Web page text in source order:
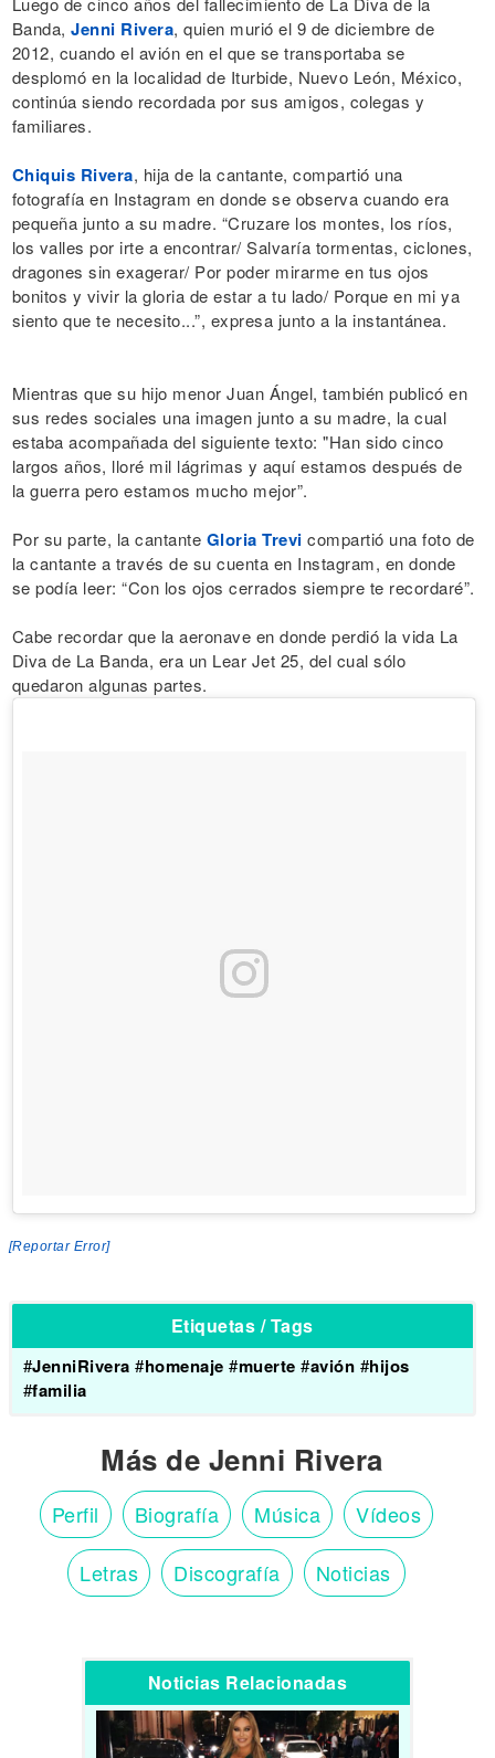
Banda, Jenni Rivera, quien murió el 9 de diciembre de
2012, cuando el avión en el que se transportaba se
desplomó en la localidad de Iturbide, Nuevo León, México,
continúa siendo recordada por sus amigos, colegas y
familiares.
Chiquis Rivera, hija de la cantante, compartió una
fotografía en Instagram en donde se observa cuando era
pequeña junto a su madre. “Cruzare los montes, los ríos,
los valles por irte a encontrar/ Salvaría tormentas, ciclones,
dragones sin exagerar/ Por poder mirarme en tus ojos
bonitos y vivir la gloria de estar a tu lado/ Porque en mi ya
siento que te necesito...”, expresa junto a la instantánea.
Mientras que su hijo menor Juan Ángel, también publicó en
sus redes sociales una imagen junto a su madre, la cual
estaba acompañada del siguiente texto: "Han sido cinco
largos años, lloré mil lágrimas y aquí estamos después de
la guerra pero estamos mucho mejor”.
Por su parte, la cantante Gloria Trevi compartió una foto de
la cantante a través de su cuenta en Instagram, en donde
se podía leer: “Con los ojos cerrados siempre te recordaré”.
Cabe recordar que la aeronave en donde perdió la vida La
Diva de La Banda, era un Lear Jet 25, del cual sólo
quedaron algunas partes.
[Reportar Error]
Etiquetas / Tags
#JenniRivera #homenaje #muerte #avión #hijos
#familia
Más de Jenni Rivera
Perfil Biografía Música Vídeos
Letras Discografía Noticias
Noticias Relacionadas